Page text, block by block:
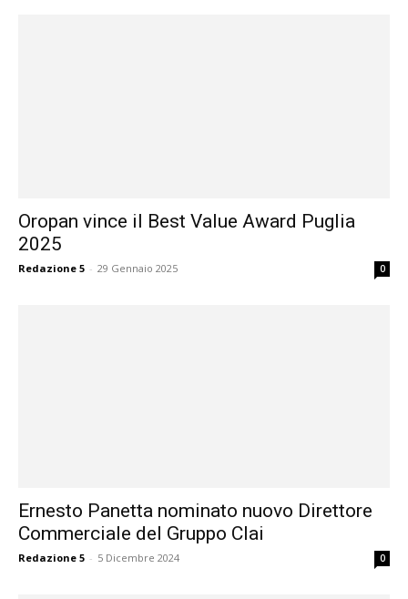
Oropan vince il Best Value Award Puglia
2025
Redazione 5 - 29 Gennaio 2025 0
Ernesto Panetta nominato nuovo Direttore
Commerciale del Gruppo Clai
Redazione 5 - 5 Dicembre 2024 0